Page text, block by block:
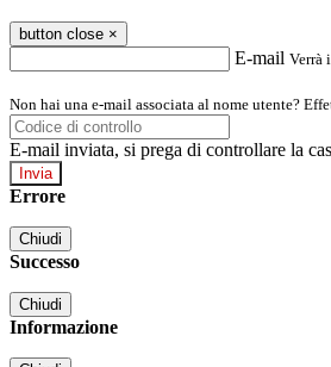
button close ×
E-mail Verrà
Non hai una e-mail associata al nome utente?
E-mail inviata, si prega di controllare la
Errore
Chiudi
Successo
Chiudi
Informazione